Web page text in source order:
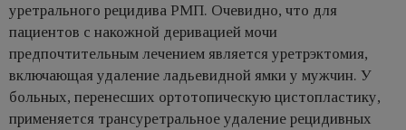
уретрального рецидива РМП. Очевидно, что для
пациентов с накожной деривацией мочи
предпочтительным лечением является уретрэктомия,
включающая удаление ладьевидной ямки у мужчин. У
больных, перенесших ортотопическую цистопластику,
применяется трансуретральное удаление рецидивных